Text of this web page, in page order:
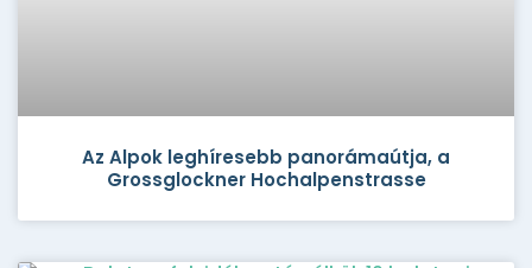
Az Alpok leghíresebb panorámaútja, a
Grossglockner Hochalpenstrasse